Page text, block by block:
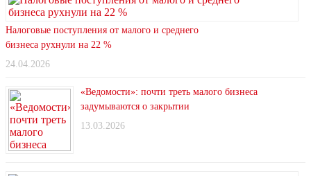
Налоговые поступления от малого и среднего
бизнеса рухнули на 22 %
24.04.2026
«Ведомости»: почти треть малого бизнеса
задумываются о закрытии
13.03.2026